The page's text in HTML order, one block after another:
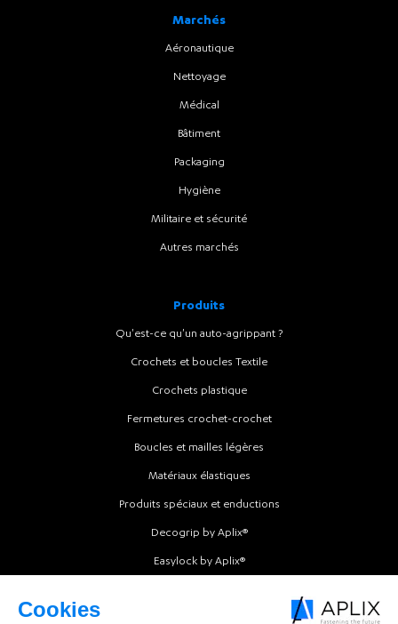
Marchés
Aéronautique
Nettoyage
Médical
Bâtiment
Packaging
Hygiène
Militaire et sécurité
Autres marchés
Produits
Qu'est-ce qu'un auto-agrippant ?
Crochets et boucles Textile
Crochets plastique
Fermetures crochet-crochet
Boucles et mailles légères
Matériaux élastiques
Produits spéciaux et enductions
Decogrip by Aplix®
Easylock by Aplix®